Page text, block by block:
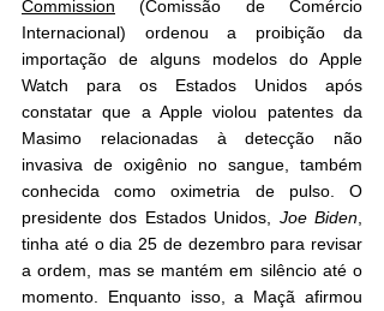
Commission (Comissão de Comércio
Internacional) ordenou a proibição da
importação de alguns modelos do Apple
Watch para os Estados Unidos após
constatar que a Apple violou patentes da
Masimo relacionadas à detecção não
invasiva de oxigênio no sangue, também
conhecida como oximetria de pulso. O
presidente dos Estados Unidos, Joe Biden
tinha até o dia 25 de dezembro para revisar
a ordem, mas se mantém em silêncio até o
momento. Enquanto isso, a Maçã afirmou